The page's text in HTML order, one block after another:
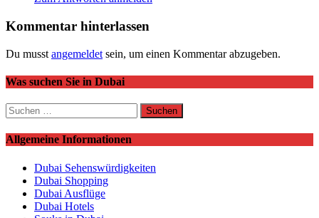
Kommentar hinterlassen
Du musst angemeldet sein, um einen Kommentar abzugeben.
Was suchen Sie in Dubai
Suchen
nach:
Allgemeine Informationen
Dubai Sehenswürdigkeiten
Dubai Shopping
Dubai Ausflüge
Dubai Hotels